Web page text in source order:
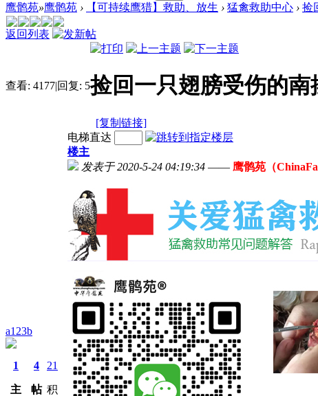
鹰鹘苑»鹰鹘苑 › 【可持续鹰猎】救助、放生 › 猛禽救助中心 › 捡
返回列表
查看: 4177|回复: 5捡回一只翅膀受伤的南
[复制链接]
a123b
1
主
4
帖
21
积
电梯直达
楼主
发表于 2020-5-24 04:19:34 —— 鹰鹘苑（